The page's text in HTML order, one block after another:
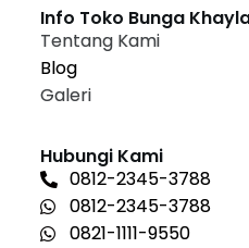
Info Toko Bunga
Tentang Kami
Blog
Galeri
Hubungi Kami
0812-2345-3788
0812-2345-3788
0821-1111-9550